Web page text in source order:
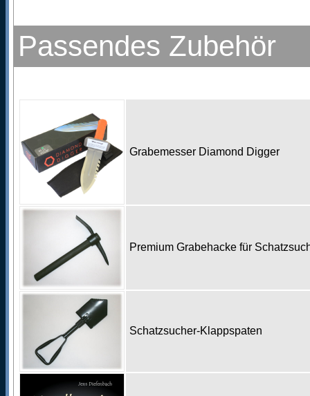
Passendes Zubehör
Grabemesser Diamond Digger
Premium Grabehacke für
Schatzsucher-Klappspaten